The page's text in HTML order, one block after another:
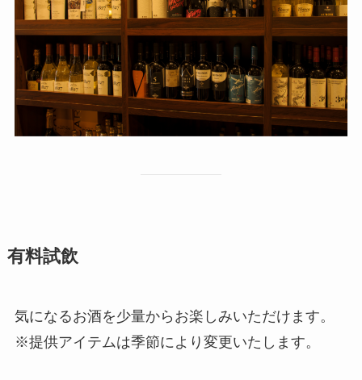
有料試飲
気になるお酒を少量からお楽しみいただけます。
※提供アイテムは季節により変更いたします。